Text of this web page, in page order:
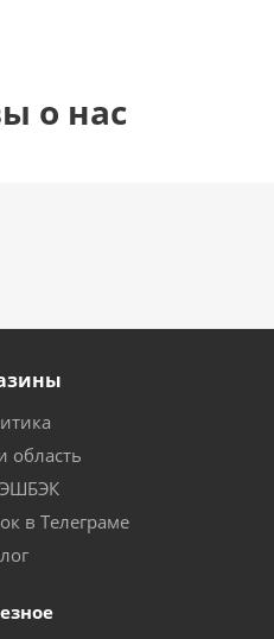
о нас
область
в Телеграме